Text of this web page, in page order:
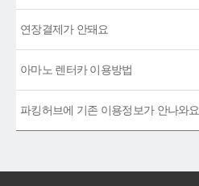
연장결제가 안돼요
아마노 렌터카 이용방법
파킹허브에 기존 이용정보가 안나와요